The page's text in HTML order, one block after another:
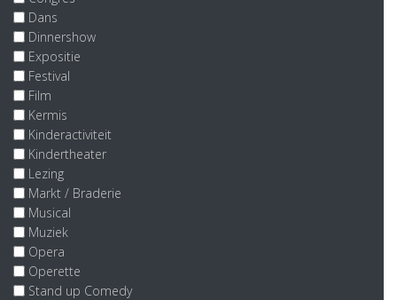
Dans
Dinnershow
Expositie
Festival
Film
Kermis
Kinderactiviteit
Kindertheater
Lezing
Markt / Braderie
Musical
Muziek
Opera
Operette
Stand up Comedy